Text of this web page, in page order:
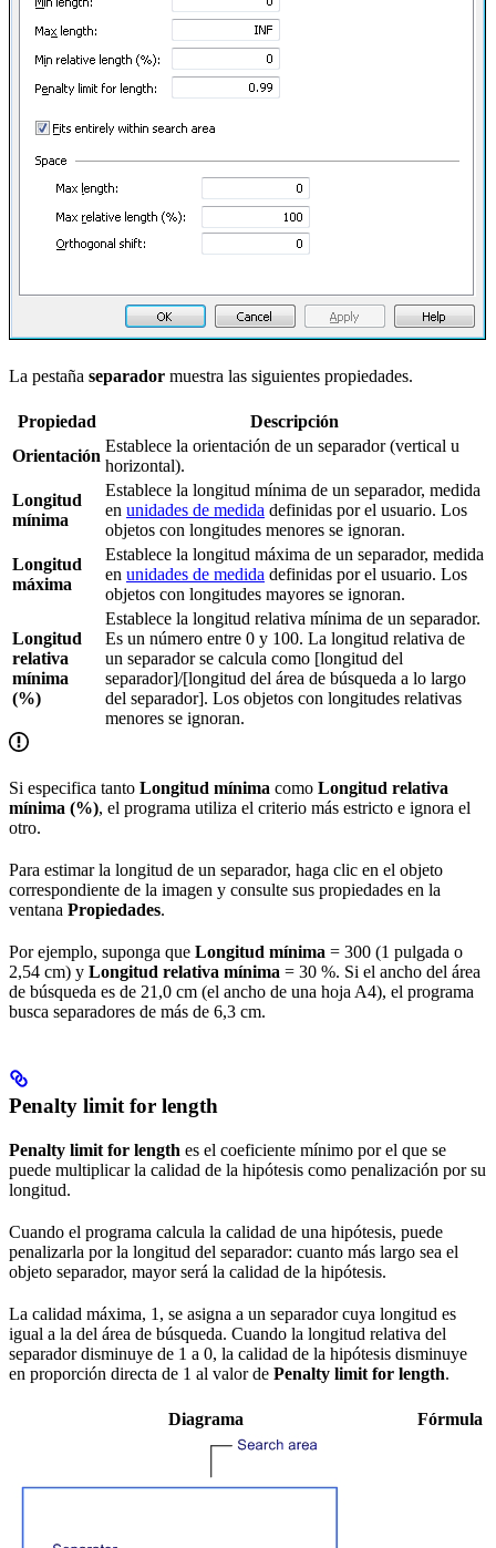
La pestaña separador muestra las siguientes propiedades.
Propiedad
Descripción
Orientación
Establece la orientación de un separador (vertical u
horizontal).
Longitud
mínima
Establece la longitud mínima de un separador, medida
en unidades de medida definidas por el usuario. Los
objetos con longitudes menores se ignoran.
Longitud
máxima
Establece la longitud máxima de un separador, medida
en unidades de medida definidas por el usuario. Los
objetos con longitudes mayores se ignoran.
Longitud
relativa
mínima
(%)
Establece la longitud relativa mínima de un separador.
Es un número entre 0 y 100. La longitud relativa de
un separador se calcula como [longitud del
separador]/[longitud del área de búsqueda a lo largo
del separador]. Los objetos con longitudes relativas
menores se ignoran.
Si especifica tanto Longitud mínima como Longitud relativa
mínima (%), el programa utiliza el criterio más estricto e ignora el
otro.
Para estimar la longitud de un separador, haga clic en el objeto
correspondiente de la imagen y consulte sus propiedades en la
ventana Propiedades.
Por ejemplo, suponga que Longitud mínima = 300 (1 pulgada o
2,54 cm) y Longitud relativa mínima = 30 %. Si el ancho del área
de búsqueda es de 21,0 cm (el ancho de una hoja A4), el programa
busca separadores de más de 6,3 cm.
Penalty limit for length
Penalty limit for length es el coeficiente mínimo por el que se
puede multiplicar la calidad de la hipótesis como penalización por su
longitud.
Cuando el programa calcula la calidad de una hipótesis, puede
penalizarla por la longitud del separador: cuanto más largo sea el
objeto separador, mayor será la calidad de la hipótesis.
La calidad máxima, 1, se asigna a un separador cuya longitud es
igual a la del área de búsqueda. Cuando la longitud relativa del
separador disminuye de 1 a 0, la calidad de la hipótesis disminuye
en proporción directa de 1 al valor de Penalty limit for length.
Diagrama Fórmula